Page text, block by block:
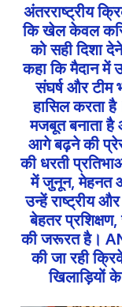
अंतरराष्ट्रीय
कि खेल केवल
को सही दिशा
कहा कि मैदान में
संघर्ष और टीम
हासिल करता
मजबूत बनाता
आगे बढ़ने की
की धरती
में जुनून, मेहनत
उन्हें राष्ट्रीय
बेहतर
की जरूरत है।
की जा रही
खिलाड़ियों